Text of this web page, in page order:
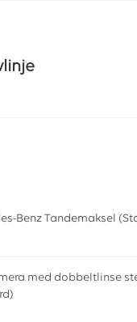
Benz Tandemaksel
med dobbeltlinse